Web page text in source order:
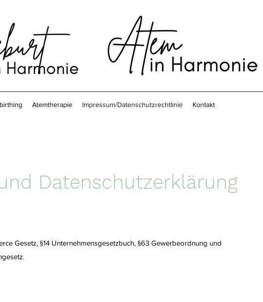
Atemtherapie Impressum/Datenschutzrechtlinie Kontakt
Datenschutzerklärung
Gesetz, §14 Unternehmensgesetzbuch, §63 Gewerbeordnung und